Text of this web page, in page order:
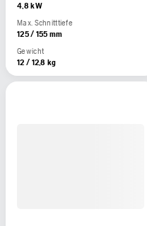
4,8 kW
Max. Schnitttiefe
125 / 155 mm
Gewicht
12 / 12,8 kg